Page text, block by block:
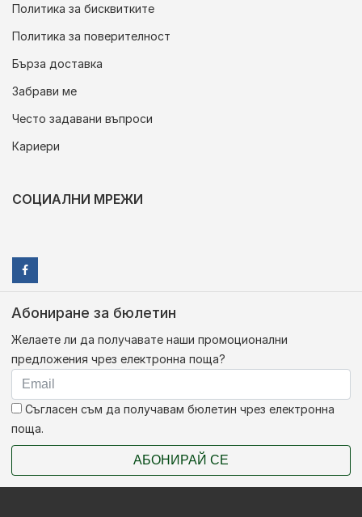
Политика за бисквитките
Политика за поверителност
Бърза доставка
Забрави ме
Често задавани въпроси
Кариери
СОЦИАЛНИ МРЕЖИ
Абониране за бюлетин
Желаете ли да получавате наши промоционални
предложения чрез електронна поща?
Съгласен съм да получавам бюлетин чрез електронна
поща.
АБОНИРАЙ СЕ